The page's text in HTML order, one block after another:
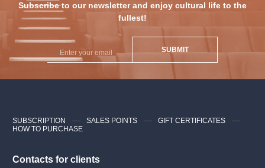
Subscribe to our newsletter and enjoy cultural life to the
fullest!
SUBMIT
Contacts for clients
SUBSCRIPTION SALES POINTS
GIFT CERTIFICATES
HOW TO PURCHASE